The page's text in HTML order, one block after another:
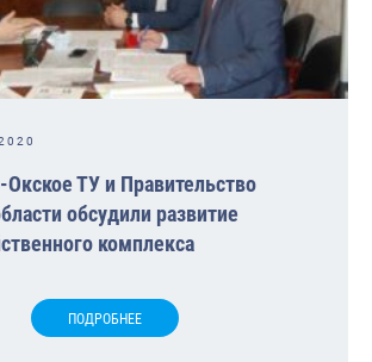
ТУ и Правительство
обсудили развитие
комплекса
ПОДРОБНЕЕ